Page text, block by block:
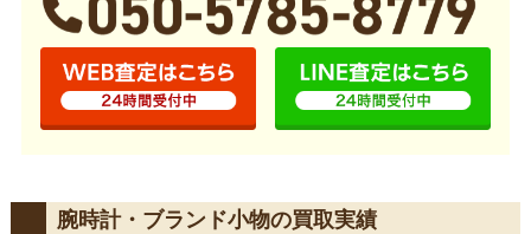
腕時計・ブランド小物の買取実績